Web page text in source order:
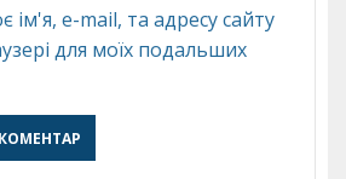
ім'я, e-mail, та адресу сайту
для моїх подальших